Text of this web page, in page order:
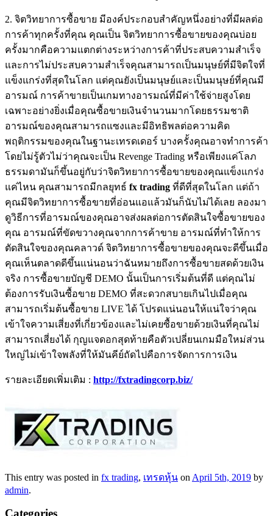
2. จิตวิทยาการซื้อขาย มีองค์ประกอบสำคัญหนึ่งอย่างที่มีผลต่อ
การค้าทุกครั้งที่คุณ คุณเป็น จิตวิทยาการซื้อขายของคุณบ่อย
ครั้งมากคือความแตกต่างระหว่างการค้าที่ประสบความสำเร็จ
และการไม่ประสบความสำเร็จคุณสามารถเป็นมนุษย์ที่มีจิตใจที่
แข็งแกร่งที่สุดในโลก แต่คุณยังเป็นมนุษย์และเป็นมนุษย์ที่คุณมี
อารมณ์ การค้าขายเป็นเกมทางอารมณ์ที่มีค่าใช้จ่ายสูงโดย
เฉพาะอย่างยิ่งเมื่อคุณซื้อขายเงินจำนวนมากโดยธรรมชาติ
อารมณ์ของคุณสามารถแซงและมีอิทธิพลต่อความคิด
พฤติกรรมของคุณในฐานะเทรดเดอร์ บางครั้งคุณอาจทำการค้า
โดยไม่รู้ตัวไม่ว่าคุณจะเป็น Revenge Trading หรือเพียงแค่โลภ
ธรรมดามันก็ขึ้นอยู่กับว่าจิตวิทยาการซื้อขายของคุณแข็งแกร่ง
แค่ไหน คุณสามารถมีกลยุทธ์ fx trading ที่ดีที่สุดในโลก แต่ถ้า
คุณมีจิตวิทยาการซื้อขายที่อ่อนแอแล้วมันก็นับไม่ได้เลย ลองมา
ดูวิธีการที่อารมณ์ของคุณอาจส่งผลต่อการตัดสินใจซื้อขายของ
คุณ อารมณ์ที่ขัดขวางคุณจากการค้าขาย อารมณ์ที่ทำให้การ
ตัดสินใจของคุณคลาวด์ จิตวิทยาการซื้อขายของคุณจะดีขึ้นเมื่อ
คุณเห็นตลาดดีขึ้นแน่นอนว่าฉันหมายถึงการซื้อขายสดด้วยเงิน
จริง การซื้อขายบัญชี DEMO นั้นเป็นการเริ่มต้นที่ดี แต่คุณไม่
ต้องการรับเงินซื้อขาย DEMO ที่สะดวกสบายเกินไปเมื่อคุณ
สามารถเริ่มต้นซื้อขาย LIVE ได้ โปรดแน่นอนให้แน่ใจว่าคุณ
เข้าใจความเสี่ยงที่เกี่ยวข้องและไม่เคยซื้อขายด้วยเงินที่คุณไม่
สามารถเสี่ยงได้ กุญแจดอกสุดท้ายคือตัวเปลี่ยนเกมมือใหม่ส่วน
ใหญ่ไม่เข้าใจพลังที่ให้มันคีย์ถัดไปคือการจัดการการเงิน
รายละเอียดเพิ่มเติม : http://fxtradingcorp.biz/
This entry was posted in fx trading, เทรดหุ้น on April 5th, 2019 by
admin.